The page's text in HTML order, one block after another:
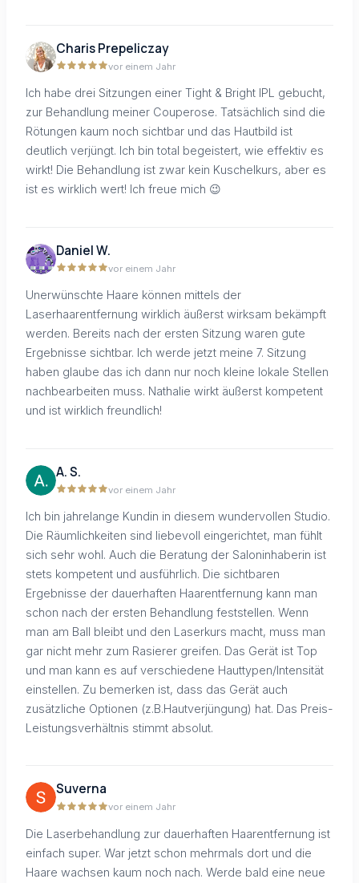
Charis Prepeliczay
vor einem Jahr
Ich habe drei Sitzungen einer Tight & Bright IPL gebucht,
zur Behandlung meiner Couperose. Tatsächlich sind die
Rötungen kaum noch sichtbar und das Hautbild ist
deutlich verjüngt. Ich bin total begeistert, wie effektiv es
wirkt! Die Behandlung ist zwar kein Kuschelkurs, aber es
ist es wirklich wert! Ich freue mich 😉
Daniel W.
vor einem Jahr
Unerwünschte Haare können mittels der
Laserhaarentfernung wirklich äußerst wirksam bekämpft
werden. Bereits nach der ersten Sitzung waren gute
Ergebnisse sichtbar. Ich werde jetzt meine 7. Sitzung
haben glaube das ich dann nur noch kleine lokale Stellen
nachbearbeiten muss. Nathalie wirkt äußerst kompetent
und ist wirklich freundlich!
A. S.
vor einem Jahr
Ich bin jahrelange Kundin in diesem wundervollen Studio.
Die Räumlichkeiten sind liebevoll eingerichtet, man fühlt
sich sehr wohl. Auch die Beratung der Saloninhaberin ist
stets kompetent und ausführlich. Die sichtbaren
Ergebnisse der dauerhaften Haarentfernung kann man
schon nach der ersten Behandlung feststellen. Wenn
man am Ball bleibt und den Laserkurs macht, muss man
gar nicht mehr zum Rasierer greifen. Das Gerät ist Top
und man kann es auf verschiedene Hauttypen/Intensität
einstellen. Zu bemerken ist, dass das Gerät auch
zusätzliche Optionen (z.B.Hautverjüngung) hat. Das Preis-
Leistungsverhältnis stimmt absolut.
Suverna
vor einem Jahr
Die Laserbehandlung zur dauerhaften Haarentfernung ist
einfach super. War jetzt schon mehrmals dort und die
Haare wachsen kaum noch nach. Werde bald eine neue